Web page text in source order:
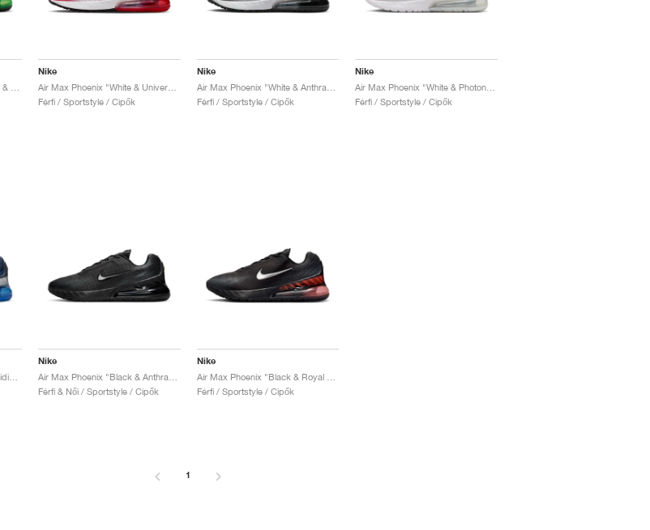
Nike
Air Max Phoenix "White & University Red"
Férfi / Sportstyle / Cipők
Nike
Férfi / Sportstyle / Cipők
Nike
Férfi / Sportstyle / Cipők
Nike
Férfi & Női / Sportstyle / Cipők
Nike
Férfi / Sportstyle / Cipők
1